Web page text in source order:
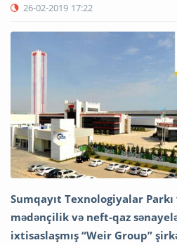
26-02-2019 17:22
Sumqayıt Texnologiyalar
mədənçilik və neft-qaz
ixtisaslaşmış “Weir Group”